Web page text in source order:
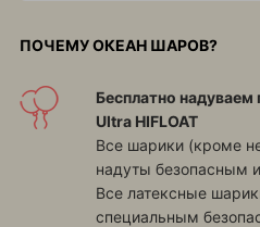
ПОЧЕМУ ОКЕАН ШАРОВ?
Бесплатно
Ultra HIFLOAT
Все шарики (кроме
надуты безопасным
Все латексные
специальным